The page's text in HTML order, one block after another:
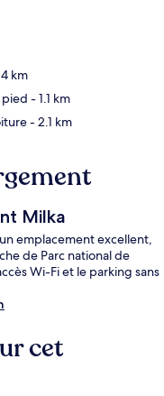
km
pied - 1.1 km
- 2.1 km
Milka
emplacement excellent,
de Parc national de
Wi-Fi et le parking sans
cet